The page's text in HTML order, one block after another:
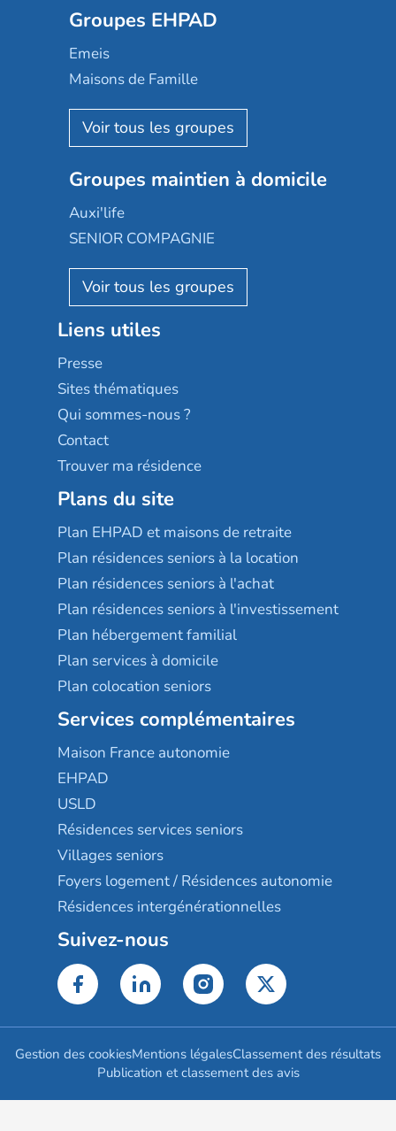
Mobicap
Domusvi
Happy Senior
Aquarelia
Nexity edenea
Les jardins d'Arcadie
Occitalia
Appartseniors
Reseda
Stella management
Les villages d'or
Sérénys
Résidences services Villa Médicis
Groupes EHPAD
Emeis
Maisons de Famille
Korian
Emera
Groupe SOS
Le Noble Âge
Almage
Résidalya
Groupe aplus
Groupes maintien à domicile
Auxi'life
SENIOR COMPAGNIE
AGE D'OR Services
Liens utiles
Presse
Sites thématiques
Qui sommes-nous ?
Contact
Trouver ma résidence
Plans du site
Plan EHPAD et maisons de retraite
Plan résidences seniors à la location
Plan résidences seniors à l'achat
Plan résidences seniors à l'investissement
Plan hébergement familial
Plan services à domicile
Plan colocation seniors
Services complémentaires
Maison France autonomie
EHPAD
USLD
Résidences services seniors
Villages seniors
Foyers logement / Résidences autonomie
Résidences intergénérationnelles
Suivez-nous
Gestion des cookiesMentions légalesClassement des résultats
Publication et classement des avis